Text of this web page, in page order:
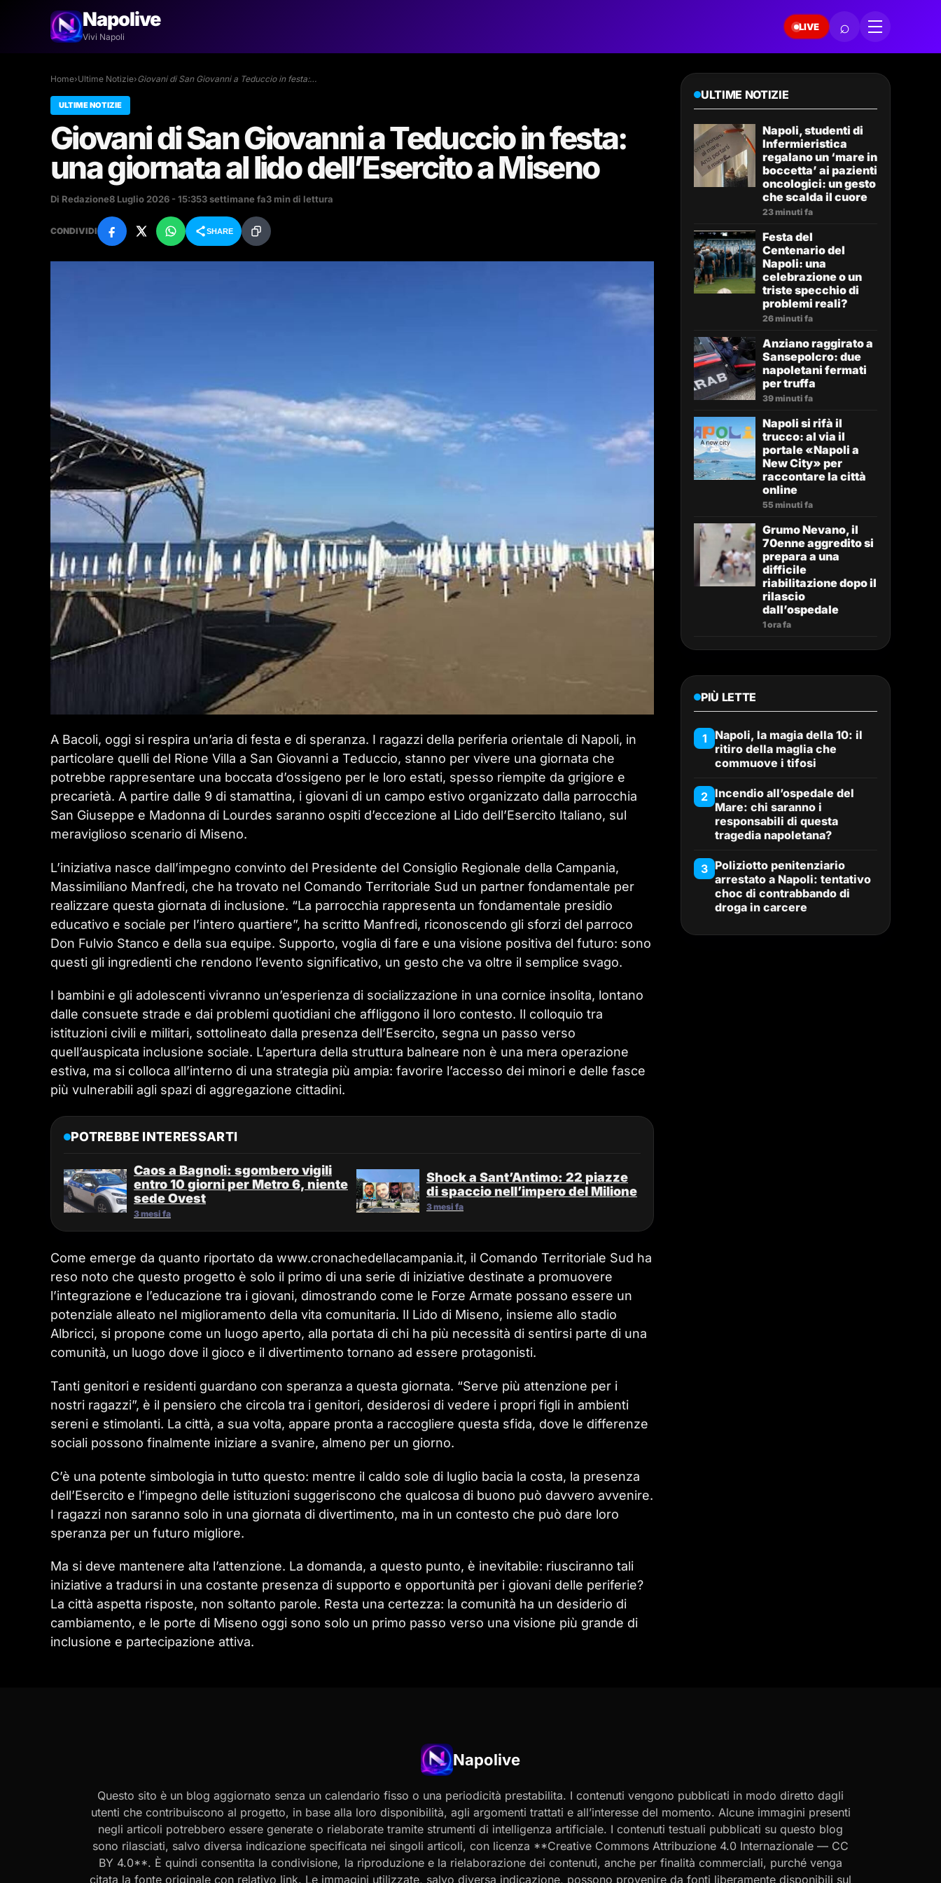
Napolive
Vivi Napoli
LIVE ⌕
Home›Ultime Notizie›Giovani di San Giovanni a Teduccio in festa:…
ULTIME NOTIZIE
Giovani di San Giovanni a Teduccio in festa:
una giornata al lido dell’Esercito a Miseno
Di Redazione8 Luglio 2026 - 15:353 settimane fa3 min di lettura
CONDIVIDI SHARE
A Bacoli, oggi si respira un’aria di festa e di speranza. I ragazzi della periferia orientale di Napoli, in
particolare quelli del Rione Villa a San Giovanni a Teduccio, stanno per vivere una giornata che
potrebbe rappresentare una boccata d’ossigeno per le loro estati, spesso riempite da grigiore e
precarietà. A partire dalle 9 di stamattina, i giovani di un campo estivo organizzato dalla parrocchia
San Giuseppe e Madonna di Lourdes saranno ospiti d’eccezione al Lido dell’Esercito Italiano, sul
meraviglioso scenario di Miseno.
L’iniziativa nasce dall’impegno convinto del Presidente del Consiglio Regionale della Campania,
Massimiliano Manfredi, che ha trovato nel Comando Territoriale Sud un partner fondamentale per
realizzare questa giornata di inclusione. “La parrocchia rappresenta un fondamentale presidio
educativo e sociale per l’intero quartiere”, ha scritto Manfredi, riconoscendo gli sforzi del parroco
Don Fulvio Stanco e della sua equipe. Supporto, voglia di fare e una visione positiva del futuro: sono
questi gli ingredienti che rendono l’evento significativo, un gesto che va oltre il semplice svago.
I bambini e gli adolescenti vivranno un’esperienza di socializzazione in una cornice insolita, lontano
dalle consuete strade e dai problemi quotidiani che affliggono il loro contesto. Il colloquio tra
istituzioni civili e militari, sottolineato dalla presenza dell’Esercito, segna un passo verso
quell’auspicata inclusione sociale. L’apertura della struttura balneare non è una mera operazione
estiva, ma si colloca all’interno di una strategia più ampia: favorire l’accesso dei minori e delle fasce
più vulnerabili agli spazi di aggregazione cittadini.
POTREBBE INTERESSARTI
Caos a Bagnoli: sgombero vigili
entro 10 giorni per Metro 6, niente
sede Ovest
3 mesi fa
Shock a Sant’Antimo: 22 piazze
di spaccio nell’impero del Milione
3 mesi fa
Come emerge da quanto riportato da www.cronachedellacampania.it, il Comando Territoriale Sud ha
reso noto che questo progetto è solo il primo di una serie di iniziative destinate a promuovere
l’integrazione e l’educazione tra i giovani, dimostrando come le Forze Armate possano essere un
potenziale alleato nel miglioramento della vita comunitaria. Il Lido di Miseno, insieme allo stadio
Albricci, si propone come un luogo aperto, alla portata di chi ha più necessità di sentirsi parte di una
comunità, un luogo dove il gioco e il divertimento tornano ad essere protagonisti.
Tanti genitori e residenti guardano con speranza a questa giornata. “Serve più attenzione per i
nostri ragazzi”, è il pensiero che circola tra i genitori, desiderosi di vedere i propri figli in ambienti
sereni e stimolanti. La città, a sua volta, appare pronta a raccogliere questa sfida, dove le differenze
sociali possono finalmente iniziare a svanire, almeno per un giorno.
C’è una potente simbologia in tutto questo: mentre il caldo sole di luglio bacia la costa, la presenza
dell’Esercito e l’impegno delle istituzioni suggeriscono che qualcosa di buono può davvero avvenire.
I ragazzi non saranno solo in una giornata di divertimento, ma in un contesto che può dare loro
speranza per un futuro migliore.
Ma si deve mantenere alta l’attenzione. La domanda, a questo punto, è inevitabile: riusciranno tali
iniziative a tradursi in una costante presenza di supporto e opportunità per i giovani delle periferie?
La città aspetta risposte, non soltanto parole. Resta una certezza: la comunità ha un desiderio di
cambiamento, e le porte di Miseno oggi sono solo un primo passo verso una visione più grande di
inclusione e partecipazione attiva.
ULTIME NOTIZIE
Napoli, studenti di
Infermieristica
regalano un ‘mare in
boccetta’ ai pazienti
oncologici: un gesto
che scalda il cuore
23 minuti fa
Festa del
Centenario del
Napoli: una
celebrazione o un
triste specchio di
problemi reali?
26 minuti fa
Anziano raggirato a
Sansepolcro: due
napoletani fermati
per truffa
39 minuti fa
Napoli si rifà il
trucco: al via il
portale «Napoli a
New City» per
raccontare la città
online
55 minuti fa
Grumo Nevano, il
70enne aggredito si
prepara a una
difficile
riabilitazione dopo il
rilascio
dall’ospedale
1 ora fa
PIÙ LETTE
1
Napoli, la magia della 10: il
ritiro della maglia che
commuove i tifosi
2 Incendio all’ospedale del
Mare: chi saranno i
responsabili di questa
tragedia napoletana?
3 Poliziotto penitenziario
arrestato a Napoli: tentativo
choc di contrabbando di
droga in carcere
Napolive
Questo sito è un blog aggiornato senza un calendario fisso o una periodicità prestabilita. I contenuti vengono pubblicati in modo diretto dagli
utenti che contribuiscono al progetto, in base alla loro disponibilità, agli argomenti trattati e all’interesse del momento. Alcune immagini presenti
negli articoli potrebbero essere generate o rielaborate tramite strumenti di intelligenza artificiale. I contenuti testuali pubblicati su questo blog
sono rilasciati, salvo diversa indicazione specificata nei singoli articoli, con licenza **Creative Commons Attribuzione 4.0 Internazionale — CC
BY 4.0**. È quindi consentita la condivisione, la riproduzione e la rielaborazione dei contenuti, anche per finalità commerciali, purché venga
citata la fonte originale con relativo link. Le immagini utilizzate, salvo diversa indicazione, possono provenire da fonti liberamente disponibili sul